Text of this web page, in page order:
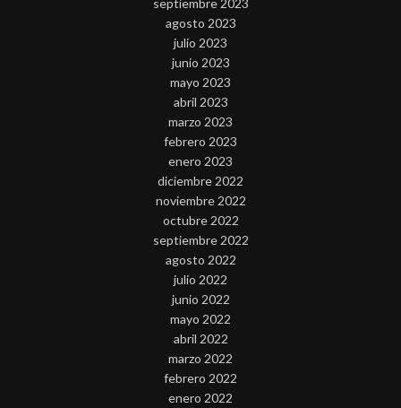
agosto 2023
julio 2023
junio 2023
mayo 2023
abril 2023
marzo 2023
febrero 2023
enero 2023
diciembre 2022
noviembre 2022
octubre 2022
septiembre 2022
agosto 2022
julio 2022
junio 2022
mayo 2022
abril 2022
marzo 2022
febrero 2022
enero 2022